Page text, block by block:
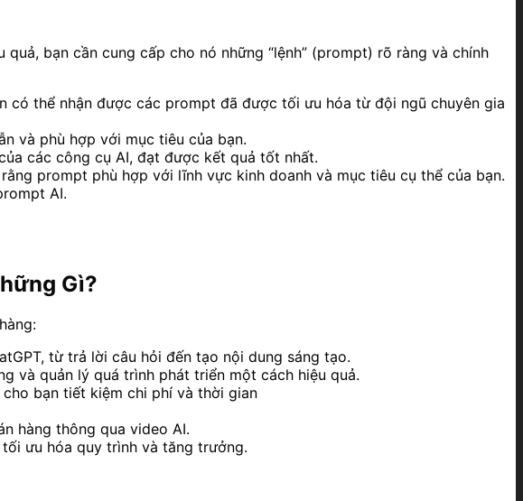
bạn cần cung cấp cho nó những “lệnh” (prompt) rõ ràng và chính
có thể nhận được các prompt đã được tối ưu hóa từ đội ngũ chuyên gia
và phù hợp với mục tiêu của bạn.
các công cụ AI, đạt được kết quả tốt nhất.
prompt phù hợp với lĩnh vực kinh doanh và mục tiêu cụ thể của bạn.
AI.
Gì?
từ trả lời câu hỏi đến tạo nội dung sáng tạo.
và quản lý quá trình phát triển một cách hiệu quả.
bạn tiết kiệm chi phí và thời gian
hàng thông qua video AI.
ưu hóa quy trình và tăng trưởng.